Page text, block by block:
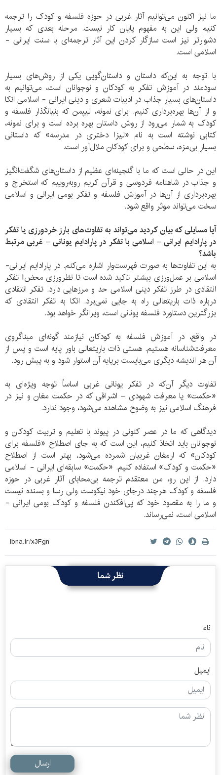
ما نیز اکنون می‌توانیم آثار غربی در حوزه فلسفه و کودک را ترجمه
کنیم ولی این به مفهوم پایان کار نیست. مرحله بعدی که بسیار
دشوارتر نیز است سازگار کردن این آثار ترجمه‌ای با سنت ایرانی -
اسلامی است.
با توجه به این‌که داستان و داستان‌گویی یکی از روش‌های بسیار
سودمند در آموزش تفکر به کودکان و نوجوانان است، می‌توانیم به
داستان‌های بسیار جذاب در ادبیات شعری و دینی ایرانی - اسلامی اتکا
و از آن‌ها بهره‌برداری کنیم. برای نمونه، لیپمن که بنیانگذار فلسفه و
کودک به شمار می‌رود از روش داستان بهره برده است و برای نمونه،
کتابی نوشته است به نام «لیزا دختری در مدرسه» که داستانی
بسیار بی‌مزه، سطحی و برای کودکان ملال‌آور است.
این در حالی است که ما با گنجینه‌ای عظیم از داستان‌های شگفت‌انگیز
و جذاب در شاهنامه فردوسی و قرآن کریم روبه‌روییم که استخراج و
بهره‌برداری از آن‌ها در آموزش فلسفه و تفکر بومی ایرانی و اسلامی
سخت می‌تواند موثر واقع شود.
آیا مسایلی که بیان کردید می‌تواند به تفاو‌ت‌های بارز خردورزی یا تفکر
در پارادایم ایرانی – اسلامی با تفکر در پارادایم یونانی – غربی مرتبط
باشد؟
به این تفاوت‌ها به صورت فهرست‌وار اشاره می‌کنم. در پارادایم ایرانی-
اسلامی بر عمل‌ورزی بیشتر تاکید شده است تا نظرورزی محض! تفکر
انتقادی در طرز تفکر دینی اسلامی حد و مرزهایی دارد. تفکر انتقادی
درباره ذات باریتعالی راه به جایی نمی‌برد. اتکا به تفکر انتقادی که
بزرگترین دستاورد فلسفه یونانی است، ویرانگر خواهد بود.
در واقع، در آموزش فلسفه به کودکان نیازمند گونه‌ای مبناگروی
معرفت‌شناسانه هستیم. هستی ذات باریتعالی باور پایه است و پس از
آن هر اندیشه دیگری می‌بایست برپایه آن استوار شود و به پیش رود.
تفاوت دیگر آن‌که در تفکر یونانی غربی اساساً توجه ویژه‌ای به
«حکمت» یا معرفت شهودی – اشراقی که در حکمت مغان و نیز در
فرهنگ اسلامی نیز به وضوح مشاهده می‌شود، وجود ندارد.
دیدگاهی که ما در عصر کنونی در پیوند با تعلیم و تربیت کودکان و
نوجوانان باید اتخاذ کنیم، این است که به جای اصطلاح «فلسفه برای
کودکان» که ارمغان غربیان شمرده می‌شود، بهتر است از اصطلاح
«حکمت و کودک» استفاده کنیم. «حکمت» سابقه‌ای ایرانی - اسلامی
دارد. از این رو، من معتقدم ترجمه بی‌محابای آثار غربی در حوزه
فلسفه و کودک هرچند درجای خود نیکوست ولی رسا و بسنده نیست
و ما را به مقصود خود که پی‌افکندن فلسفه و کودک بومی ایرانی -
اسلامی است، نمی‌رساند.
نظر شما
نام
ایمیل
ارسال